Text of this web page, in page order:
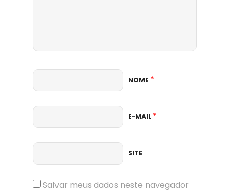
NOME *
E-MAIL *
SITE
Salvar meus dados neste navegador